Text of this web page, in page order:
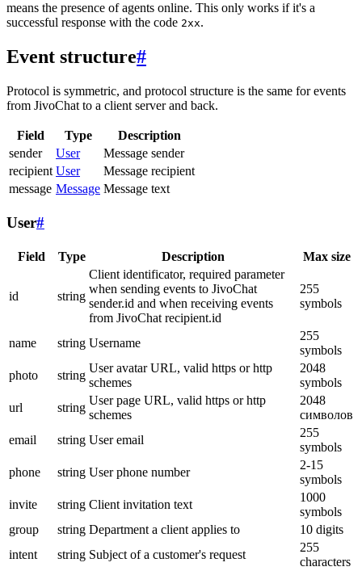
means the presence of agents online. This only works if it's a
successful response with the code 2xx.
Event structure#
Protocol is symmetric, and protocol structure is the same for events
from JivoChat to a client server and back.
Field Type
Description
sender
User
Message sender
recipient User
Message recipient
message Message Message text
User#
Field Type Description Max size
id string
Client identificator, required parameter
when sending events to JivoChat
sender.id and when receiving events
from JivoChat recipient.id
255
symbols
name string Username
255
symbols
photo
string
User avatar URL, valid https or http
schemes
2048
symbols
url
string
User page URL, valid https or http
schemes
2048
символов
email
string User email
255
symbols
phone
string User phone number
2-15
symbols
invite
string Client invitation text
1000
symbols
group
string Department a client applies to
10 digits
intent
string Subject of a customer's request
255
characters